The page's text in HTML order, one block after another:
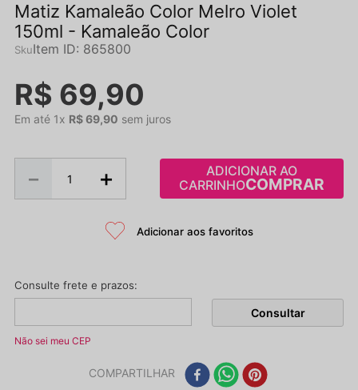
Matiz Kamaleão Color Melro Violet
150ml - Kamaleão Color
Item ID: 865800
R$ 69,90
Em até 1x R$69,90 sem juros
＋
－
ADICIONAR AO
CARRINHO
Não sei meu CEP
COMPARTILHAR